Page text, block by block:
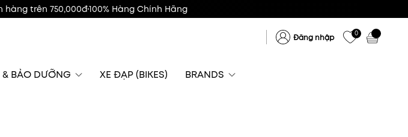
trên 750,000đ100% Hàng Chính Hãng
Đăng nhập 0
& BẢO DƯỠNG XE ĐẠP (BIKES) BRANDS